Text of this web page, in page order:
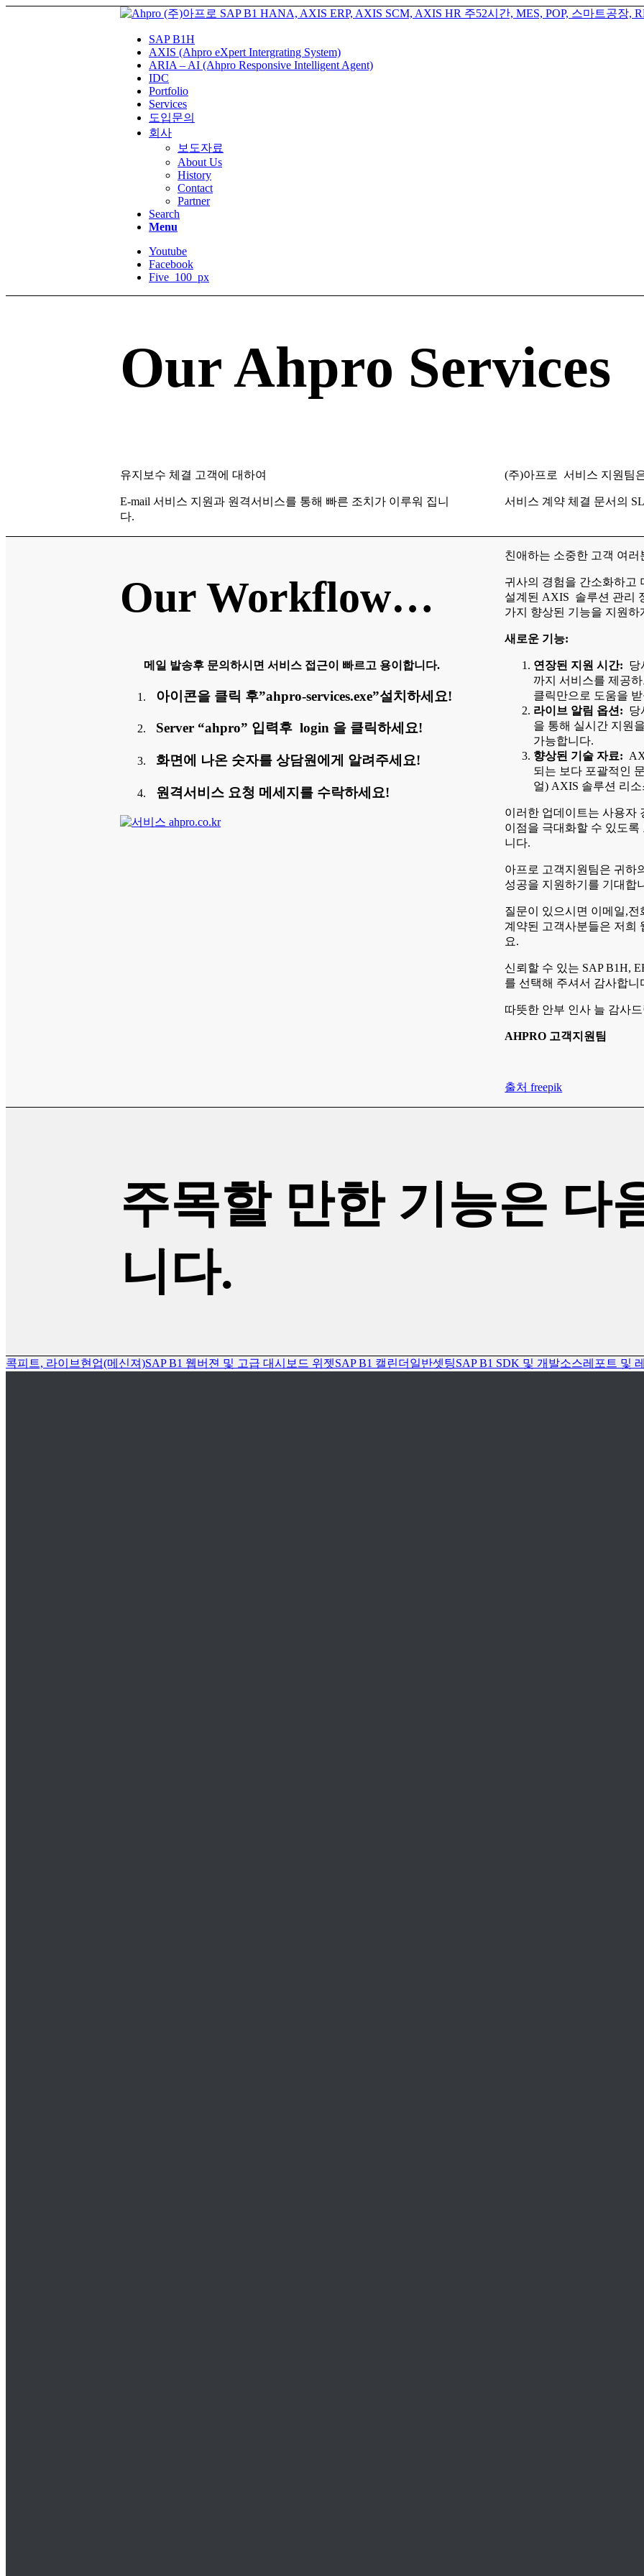
SAP B1H
AXIS (Ahpro eXpert Intergrating System)
ARIA – AI (Ahpro Responsive Intelligent Agent)
IDC
Portfolio
Services
도입문의
회사
보도자료
About Us
History
Contact
Partner
Search
Menu
Youtube
Facebook
Five_100_px
Our Ahpro Services
유지보수 체결 고객에 대하여
E-mail 서비스 지원과 원격서비스를 통해 빠른 조치가 이루워 집니
다.
(주)아프로 서비스 지원팀
서비스 계약 체결 문서의
Our Workflow…
메일 발송후 문의하시면 서비스 접근이 빠르고 용이합니다.
아이콘을 클릭 후”ahpro-services.exe”설치하세요!
Server “ahpro” 입력후 login 을 클릭하세요!
화면에 나온 숫자를 상담원에게 알려주세요!
원격서비스 요청 메세지를 수락하세요!
친애하는 소중한 고객 여러
귀사의 경험을 간소화하고
설계된 AXIS 솔루션 관리
가지 향상된 기능을 지원
새로운 기능:
연장된 지원 시간: 당
까지 서비스를 제공
클릭만으로 도움을
라이브 알림 옵션: 당
을 통해 실시간 지원
가능합니다.
향상된 기술 자료:
되는 보다 포괄적인
얼) AXIS 솔루션 리
이러한 업데이트는 사용자
이점을 극대화할 수 있도
니다.
아프로 고객지원팀은 귀하
성공을 지원하기를 기대합
질문이 있으시면 이메일,
계약된 고객사분들은 저희
요.
신뢰할 수 있는 SAP B1H,
를 선택해 주셔서 감사합니
따뜻한 안부 인사 늘 감사
AHPRO 고객지원팀
출처 freepik
주목할 만한 기능은 다
니다.
콕피트, 라이브현업(메신져)SAP B1 웹버젼 및 고급 대시보드 위젯SAP B1 캘린더 일반셋팅SAP B1 SDK 및 개발소스레포트 및